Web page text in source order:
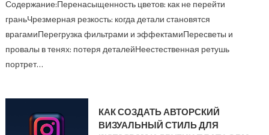
Содержание:Перенасыщенность цветов: как не перейти
граньЧрезмерная резкость: когда детали становятся
врагамиПерегрузка фильтрами и эффектамиПересветы и
провалы в тенях: потеря деталейНеестественная ретушь
портрет…
КАК СОЗДАТЬ АВТОРСКИЙ
ВИЗУАЛЬНЫЙ СТИЛЬ ДЛЯ